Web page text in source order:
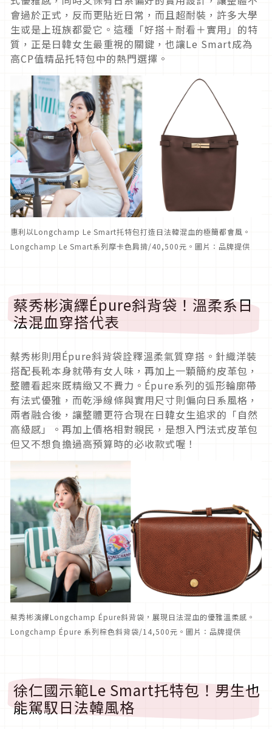
會過於正式，反而更貼近日常，而且超耐裝，許多大學
生或是上班族都愛它。這種「好搭＋耐看＋實用」的特
質，正是日韓女生最重視的關鍵，也讓Le Smart成為
高CP值精品托特包中的熱門選擇。
惠利以Longchamp Le Smart托特包打造日法韓混血的極簡都會風。
Longchamp Le Smart系列摩卡色肩揹/40,500元。圖片：品牌提供
蔡秀彬演繹Épure斜背袋！溫柔系日
法混血穿搭代表
蔡秀彬則用Épure斜背袋詮釋溫柔氣質穿搭。針織洋裝
搭配長靴本身就帶有女人味，再加上一顆簡約皮革包，
整體看起來既精緻又不費力。Épure系列的弧形輪廓帶
有法式優雅，而乾淨線條與實用尺寸則偏向日系風格，
兩者融合後，讓整體更符合現在日韓女生追求的「自然
高級感」。再加上價格相對親民，是想入門法式皮革包
但又不想負擔過高預算時的必收款式喔！
蔡秀彬演繹Longchamp Épure斜背袋，展現日法混血的優雅溫柔感。
Longchamp Épure 系列棕色斜背袋/14,500元。圖片：品牌提供
徐仁國示範Le Smart托特包！男生也
能駕馭日法韓風格